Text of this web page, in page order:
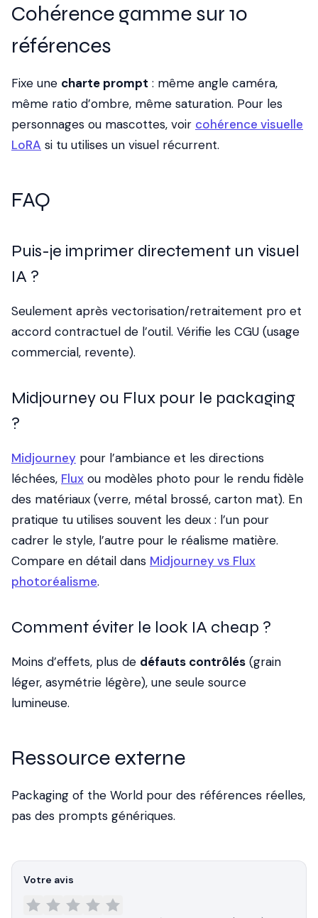
Cohérence gamme sur 10
références
Fixe une charte prompt : même angle caméra,
même ratio d’ombre, même saturation. Pour les
personnages ou mascottes, voir cohérence visuelle
LoRA si tu utilises un visuel récurrent.
FAQ
Puis-je imprimer directement un visuel
IA ?
Seulement après vectorisation/retraitement pro et
accord contractuel de l’outil. Vérifie les CGU (usage
commercial, revente).
Midjourney ou Flux pour le packaging
?
Midjourney pour l’ambiance et les directions
léchées, Flux ou modèles photo pour le rendu fidèle
des matériaux (verre, métal brossé, carton mat). En
pratique tu utilises souvent les deux : l’un pour
cadrer le style, l’autre pour le réalisme matière.
Compare en détail dans Midjourney vs Flux
photoréalisme.
Comment éviter le look IA cheap ?
Moins d’effets, plus de défauts contrôlés (grain
léger, asymétrie légère), une seule source
lumineuse.
Ressource externe
Packaging of the World pour des références réelles,
pas des prompts génériques.
Votre avis